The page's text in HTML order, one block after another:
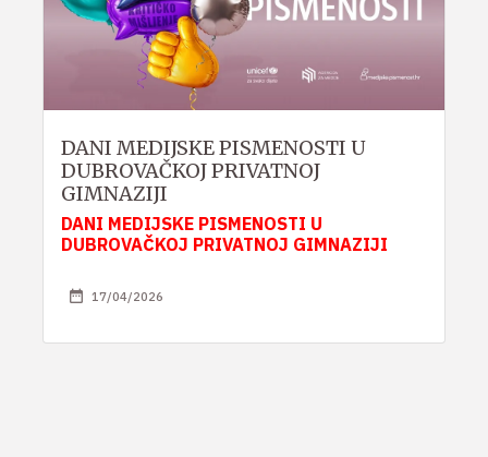
DANI MEDIJSKE PISMENOSTI U
DUBROVAČKOJ PRIVATNOJ
GIMNAZIJI
DANI MEDIJSKE PISMENOSTI U
DUBROVAČKOJ PRIVATNOJ GIMNAZIJI
17/04/2026